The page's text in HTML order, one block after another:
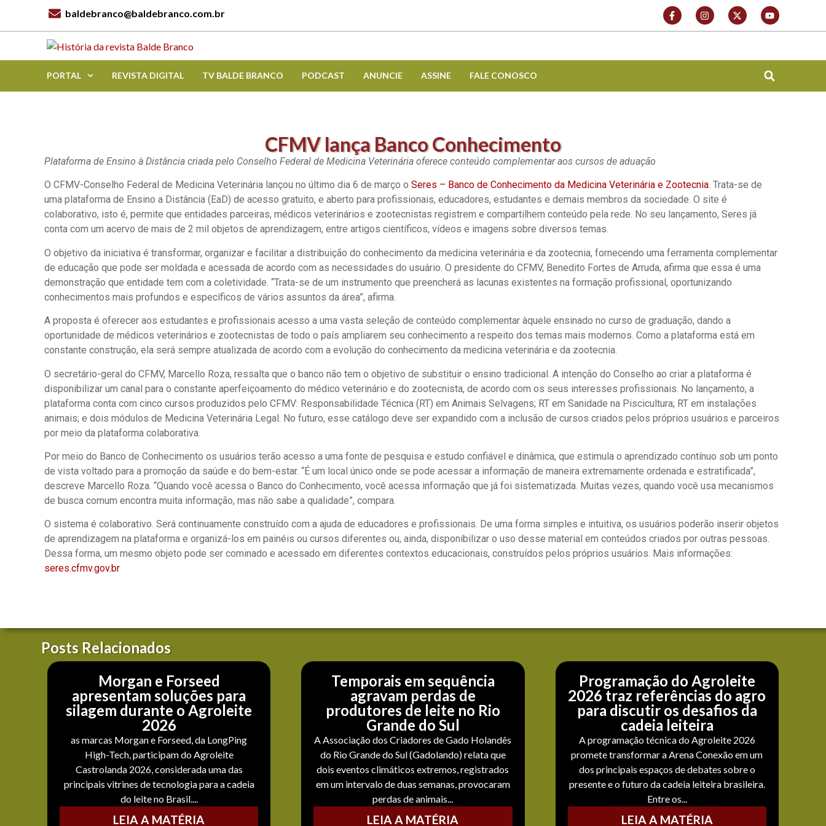
baldebranco@baldebranco.com.br
PORTAL REVISTA DIGITAL TV BALDE BRANCO PODCAST ANUNCIE ASSINE FALE CONOSCO
CFMV lança Banco Conhecimento
Plataforma de Ensino à Distância criada pelo Conselho Federal de Medicina Veterinária oferece conteúdo complementar aos cursos de aduação
O CFMV-Conselho Federal de Medicina Veterinária lançou no último dia 6 de março o Seres – Banco de Conhecimento da Medicina Veterinária e Zootecnia. Trata-se de
uma plataforma de Ensino a Distância (EaD) de acesso gratuito, e aberto para profissionais, educadores, estudantes e demais membros da sociedade. O site é
colaborativo, isto é, permite que entidades parceiras, médicos veterinários e zootecnistas registrem e compartilhem conteúdo pela rede. No seu lançamento, Seres já
conta com um acervo de mais de 2 mil objetos de aprendizagem, entre artigos científicos, vídeos e imagens sobre diversos temas.
O objetivo da iniciativa é transformar, organizar e facilitar a distribuição do conhecimento da medicina veterinária e da zootecnia, fornecendo uma ferramenta complementar
de educação que pode ser moldada e acessada de acordo com as necessidades do usuário. O presidente do CFMV, Benedito Fortes de Arruda, afirma que essa é uma
demonstração que entidade tem com a coletividade. “Trata-se de um instrumento que preencherá as lacunas existentes na formação profissional, oportunizando
conhecimentos mais profundos e específicos de vários assuntos da área”, afirma.
A proposta é oferecer aos estudantes e profissionais acesso a uma vasta seleção de conteúdo complementar àquele ensinado no curso de graduação, dando a
oportunidade de médicos veterinários e zootecnistas de todo o país ampliarem seu conhecimento a respeito dos temas mais modernos. Como a plataforma está em
constante construção, ela será sempre atualizada de acordo com a evolução do conhecimento da medicina veterinária e da zootecnia.
O secretário-geral do CFMV, Marcello Roza, ressalta que o banco não tem o objetivo de substituir o ensino tradicional. A intenção do Conselho ao criar a plataforma é
disponibilizar um canal para o constante aperfeiçoamento do médico veterinário e do zootecnista, de acordo com os seus interesses profissionais. No lançamento, a
plataforma conta com cinco cursos produzidos pelo CFMV: Responsabilidade Técnica (RT) em Animais Selvagens; RT em Sanidade na Piscicultura; RT em instalações
animais; e dois módulos de Medicina Veterinária Legal. No futuro, esse catálogo deve ser expandido com a inclusão de cursos criados pelos próprios usuários e parceiros
por meio da plataforma colaborativa.
Por meio do Banco de Conhecimento os usuários terão acesso a uma fonte de pesquisa e estudo confiável e dinâmica, que estimula o aprendizado contínuo sob um ponto
de vista voltado para a promoção da saúde e do bem-estar. “É um local único onde se pode acessar a informação de maneira extremamente ordenada e estratificada”,
descreve Marcello Roza. “Quando você acessa o Banco do Conhecimento, você acessa informação que já foi sistematizada. Muitas vezes, quando você usa mecanismos
de busca comum encontra muita informação, mas não sabe a qualidade”, compara.
O sistema é colaborativo. Será continuamente construído com a ajuda de educadores e profissionais. De uma forma simples e intuitiva, os usuários poderão inserir objetos
de aprendizagem na plataforma e organizá-los em painéis ou cursos diferentes ou, ainda, disponibilizar o uso desse material em conteúdos criados por outras pessoas.
Dessa forma, um mesmo objeto pode ser cominado e acessado em diferentes contextos educacionais, construídos pelos próprios usuários. Mais informações:
seres.cfmv.gov.br
Posts Relacionados
Morgan e Forseed
apresentam soluções para
silagem durante o Agroleite
2026
as marcas Morgan e Forseed, da LongPing
High-Tech, participam do Agroleite
Castrolanda 2026, considerada uma das
principais vitrines de tecnologia para a cadeia
do leite no Brasil....
LEIA A MATÉRIA
Temporais em sequência
agravam perdas de
produtores de leite no Rio
Grande do Sul
A Associação dos Criadores de Gado Holandês
do Rio Grande do Sul (Gadolando) relata que
dois eventos climáticos extremos, registrados
em um intervalo de duas semanas, provocaram
perdas de animais...
LEIA A MATÉRIA
Programação do Agroleite
2026 traz referências do agro
para discutir os desafios da
cadeia leiteira
A programação técnica do Agroleite 2026
promete transformar a Arena Conexão em um
dos principais espaços de debates sobre o
presente e o futuro da cadeia leiteira brasileira.
Entre os...
LEIA A MATÉRIA